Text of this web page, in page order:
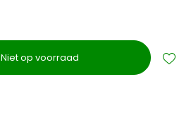
Niet op voorraad